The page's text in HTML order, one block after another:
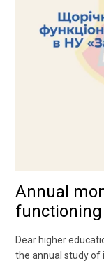
Annual
at
University
Dear higher
the annual study of